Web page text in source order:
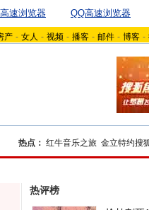
速浏览器 QQ高速浏览器
产 - 女人 - 视频 - 播客 - 邮件 - 博客 -
热点： 红牛音乐之旅 金立特约搜
热评榜